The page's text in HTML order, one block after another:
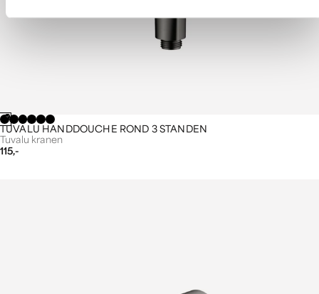
TUVALU HANDDOUCHE ROND 3 STANDEN
Tuvalu kranen
115,-